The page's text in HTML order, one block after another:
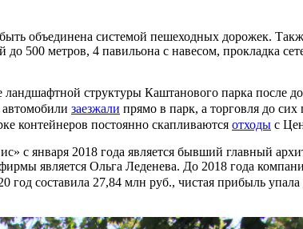
объединена системой пешеходных дорожек.
500 метров, 4 павильона с навесом, прокладка
структуры Каштанового парка после
заезжали прямо в парк, а торговля до сих
контейнеров постоянно скапливаются отходы с
2018 года является бывший главный
является Ольга Леденева. До 2018 года
год составила 27,84 млн руб., чистая прибыль